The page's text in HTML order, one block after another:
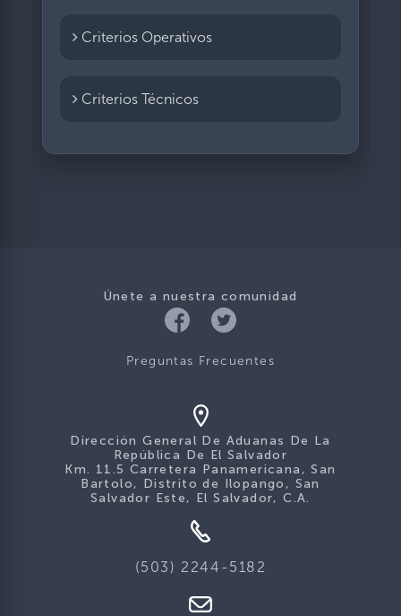
Criterios Operativos
Criterios Técnicos
Únete a nuestra comunidad
Preguntas Frecuentes
Dirección General De Aduanas De La
República De El Salvador
Km. 11.5 Carretera Panamericana, San
Bartolo, Distrito de Ilopango, San
Salvador Este, El Salvador, C.A.
(503) 2244-5182